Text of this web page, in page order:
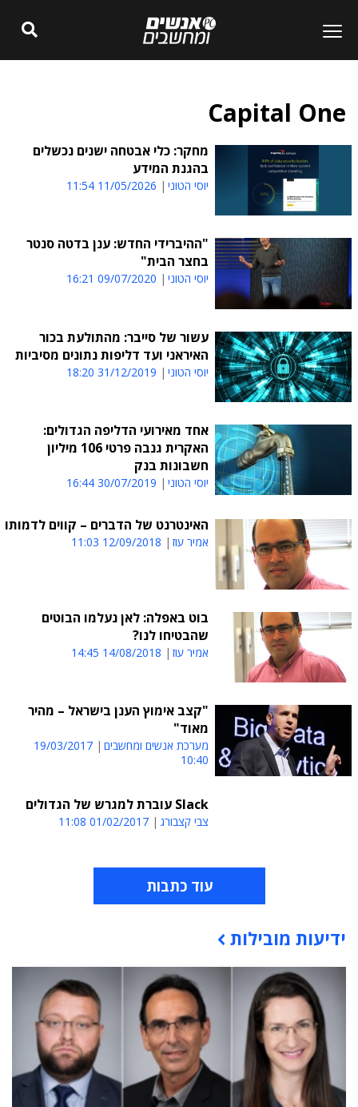
Capital One
מחקר: כלי אבטחה ישנים נכשלים
בהגנת המידע
יוסי הטוני 11/05/2026 11:54
"ההיברידי החדש: ענן בדטה סנטר
בחצר הבית"
יוסי הטוני 09/07/2020 16:21
עשור של סייבר: מהתולעת בכור
האיראני ועד דליפות נתונים מסיביות
יוסי הטוני 31/12/2019 18:20
אחד מאירועי הדליפה הגדולים:
האקרית גנבה פרטי 106 מיליון
חשבונות בנק
יוסי הטוני 30/07/2019 16:44
האינטרנט של הדברים – קווים לדמותו
אמיר עוז 12/09/2018 11:03
בוט באפלה: לאן נעלמו הבוטים
שהבטיחו לנו?
אמיר עוז 14/08/2018 14:45
"קצב אימוץ הענן בישראל – מהיר
מאוד"
מערכת אנשים ומחשבים
19/03/2017
10:40
Slack עוברת למגרש של הגדולים
צבי קצבורג 01/02/2017 11:08
עוד כתבות
תוכן פרסומי
ידיעות מובילות